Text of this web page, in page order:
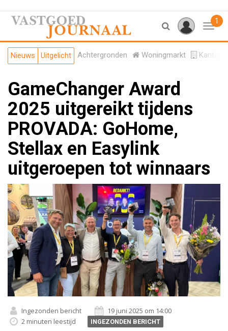
1
Nieuws Uitgelicht Achtergronden Woningmarkt
GameChanger Award
2025 uitgereikt tijdens
PROVADA: GoHome,
Stellax en Easylink
uitgeroepen tot winnaars
Ingezonden bericht
19 juni 2025 om 14:00
2 minuten leestijd
INGEZONDEN BERICHT